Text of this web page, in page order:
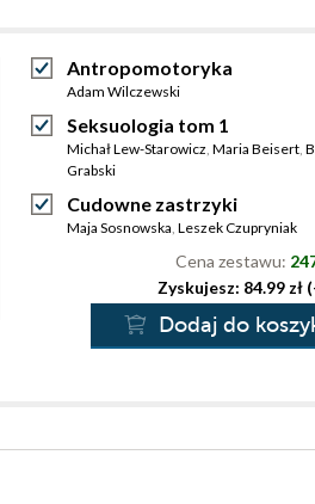
Antropomotoryka
Adam Wilczewski
Seksuologia tom 1
Michał Lew-Starowicz, Maria Beisert,
Grabski
Cudowne zastrzyki
Maja Sosnowska, Leszek Czupryniak
Cena zestawu:
Zyskujesz: 84.99 zł
Dodaj do